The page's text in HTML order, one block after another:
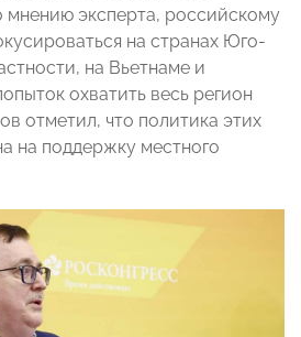
мнению эксперта, российскому
на странах Юго-
на Вьетнаме и
охватить весь регион
отметил, что политика этих
на поддержку местного